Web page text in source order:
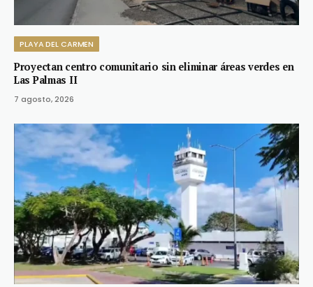
PLAYA DEL CARMEN
Proyectan centro comunitario sin eliminar áreas verdes en
Las Palmas II
7 agosto, 2026